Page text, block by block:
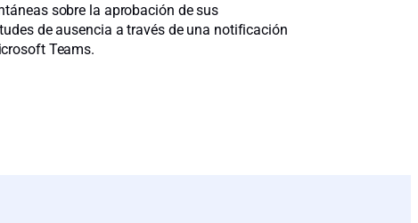
sobre la aprobación de sus
de ausencia a través de una notificación
Teams.